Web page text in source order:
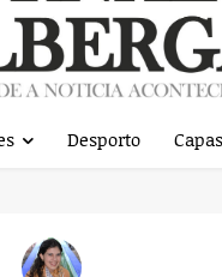
Desporto Capas